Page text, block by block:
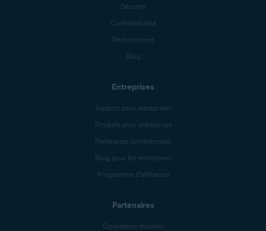
Sécurité
Confidentialité
Performances
Blog
Entreprises
Support pour entreprises
Produits pour entreprises
Partenaires commerciaux
Blog pour les entreprises
Programme d’affiliation
Partenaires
Opérateurs mobiles